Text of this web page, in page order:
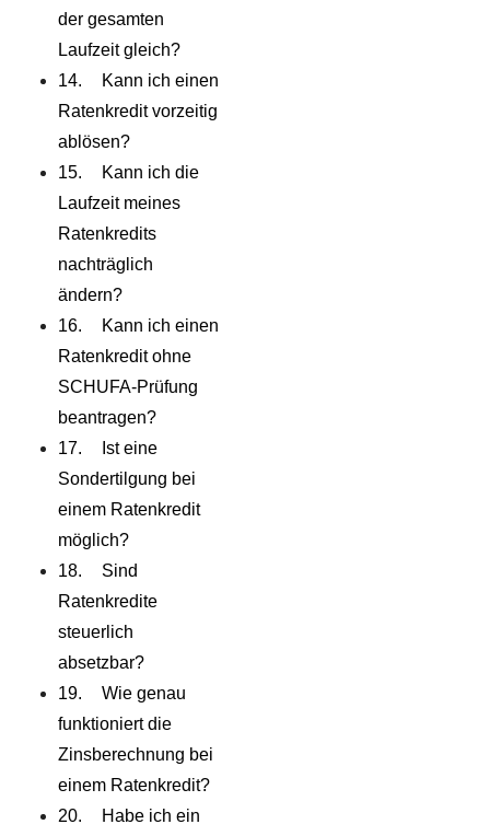
der gesamten
Laufzeit gleich?
Kann ich einen
Ratenkredit vorzeitig
ablösen?
Kann ich die
Laufzeit meines
Ratenkredits
nachträglich
ändern?
Kann ich einen
Ratenkredit ohne
SCHUFA-Prüfung
beantragen?
Ist eine
Sondertilgung bei
einem Ratenkredit
möglich?
Sind
Ratenkredite
steuerlich
absetzbar?
Wie genau
funktioniert die
Zinsberechnung bei
einem Ratenkredit?
Habe ich ein